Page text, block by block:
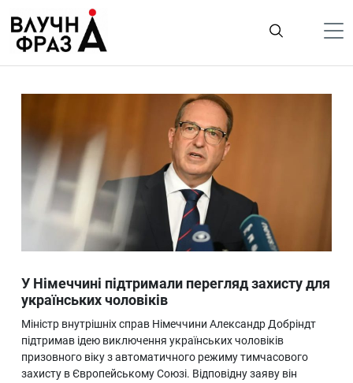
содержимому
Життя
Лайфстайл
ТехноНаука
Людина
Ukraine
Про нас
У Німеччині підтримали перегляд захисту для
українських чоловіків
Міністр внутрішніх справ Німеччини Александр Добріндт
підтримав ідею виключення українських чоловіків
призовного віку з автоматичного режиму тимчасового
захисту в Європейському Союзі. Відповідну заяву він